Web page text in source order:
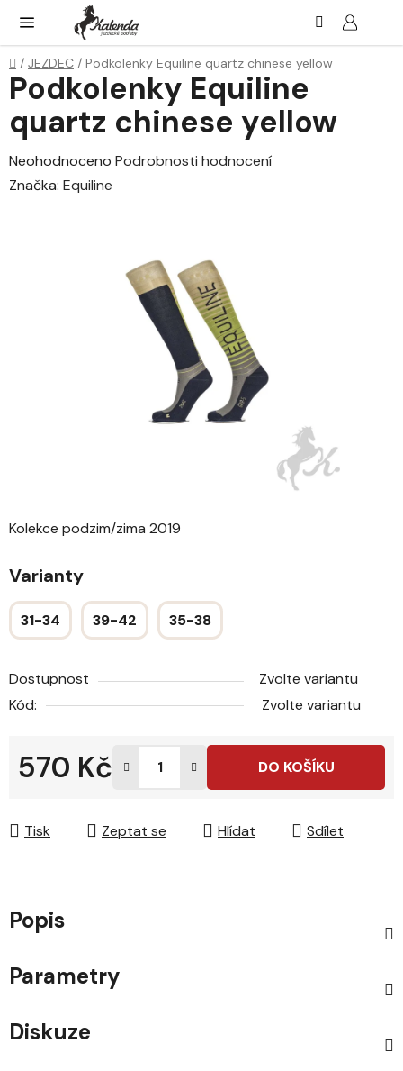
obsah
Domů
/ JEZDEC / Podkolenky Equiline quartz chinese yellow
Kolekce podzim/zima 2019
Varianty
31-34 39-42 35-38
Dostupnost
Zvolte variantu
Kód:
Zvolte variantu
570 Kč DO KOŠÍKU
Tisk Zeptat se Hlídat Sdílet
Podkolenky Equiline
quartz chinese yellow
Průměrné
hodnocení
Neohodnoceno Podrobnosti hodnocení
Značka: Equiline
Popis
Parametry
Diskuze